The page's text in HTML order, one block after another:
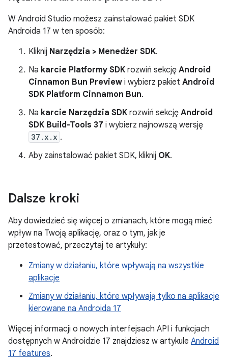
W Android Studio możesz zainstalować pakiet SDK
Androida 17 w ten sposób:
Kliknij Narzędzia > Menedżer SDK.
Na karcie Platformy SDK rozwiń sekcję Android
Cinnamon Bun Preview i wybierz pakiet Android
SDK Platform Cinnamon Bun.
Na karcie Narzędzia SDK rozwiń sekcję Android
SDK Build-Tools 37 i wybierz najnowszą wersję
37.x.x .
Aby zainstalować pakiet SDK, kliknij OK.
Dalsze kroki
Aby dowiedzieć się więcej o zmianach, które mogą mieć
wpływ na Twoją aplikację, oraz o tym, jak je
przetestować, przeczytaj te artykuły:
Zmiany w działaniu, które wpływają na wszystkie
aplikacje
Zmiany w działaniu, które wpływają tylko na aplikacje
kierowane na Androida 17
Więcej informacji o nowych interfejsach API i funkcjach
dostępnych w Androidzie 17 znajdziesz w artykule Android
17 features.